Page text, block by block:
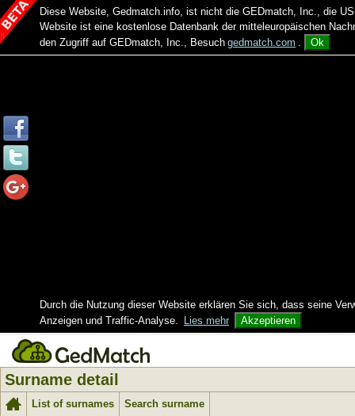
Diese Website, Gedmatch.info, ist nicht die GEDmatch, Inc., die
Website ist eine kostenlose Datenbank der mitteleuropäischen
den Zugriff auf GEDmatch, Inc., Besuch gedmatch.com . Ok
Durch die Nutzung dieser Website erklären Sie sich, dass seine
Anzeigen und Traffic-Analyse.
Lies mehr Akzeptieren
Surname detail
List of surnames Search surname